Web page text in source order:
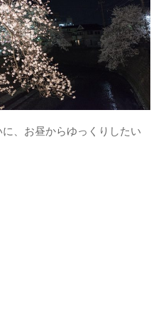
、お昼からゆっくりしたい